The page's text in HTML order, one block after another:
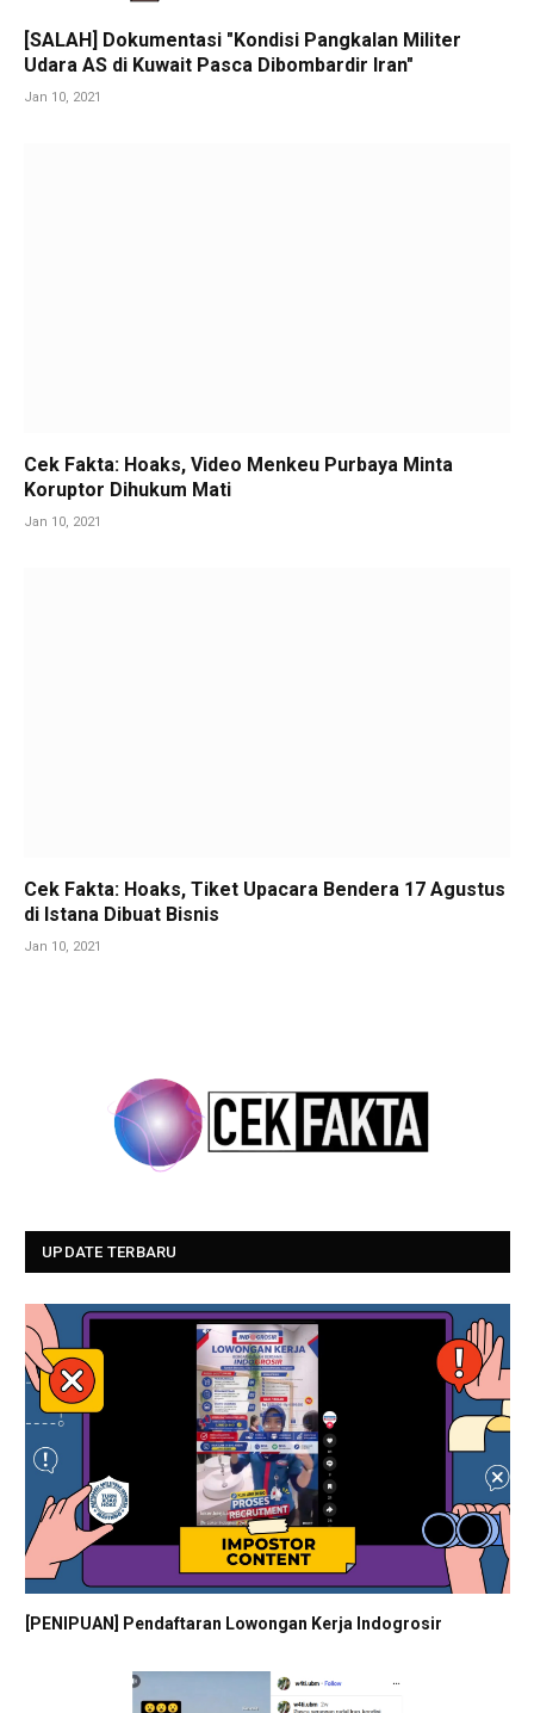
[SALAH] Dokumentasi "Kondisi Pangkalan Militer
Udara AS di Kuwait Pasca Dibombardir Iran"
Jan 10, 2021
Cek Fakta: Hoaks, Video Menkeu Purbaya Minta
Koruptor Dihukum Mati
Jan 10, 2021
Cek Fakta: Hoaks, Tiket Upacara Bendera 17 Agustus
di Istana Dibuat Bisnis
Jan 10, 2021
UPDATE TERBARU
[PENIPUAN] Pendaftaran Lowongan Kerja Indogrosir